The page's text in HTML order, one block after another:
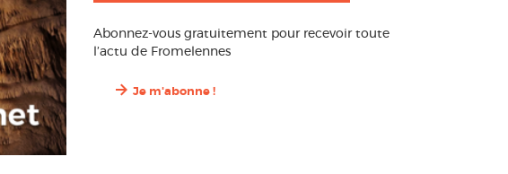
Abonnez-vous gratuitement pour recevoir toute
l’actu de Fromelennes
Je m'abonne !